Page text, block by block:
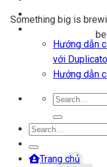
Blog
Hướng dẫn
với
Hướng dẫn
Search
for:
Login
Cart
Something big is
Search
for:
Trang chủ